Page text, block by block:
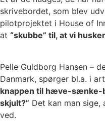
skrivebordet, som blev
pilotprojektet i House of
at “skubbe” til, at vi
Pelle Guldborg Hansen –
Danmark, spørger bl.a. i
knappen til hæve-
skjult?” Det kan man
ved.